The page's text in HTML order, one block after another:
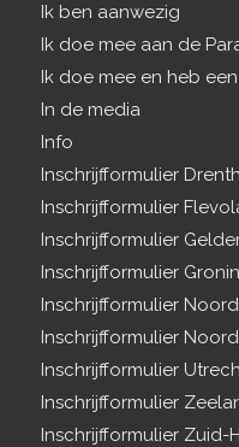
Ik ben aanwezig
Ik doe mee aan de
Ik doe mee en heb
In de media
Info
Inschrijfformulier
Inschrijfformulier
Inschrijfformulier
Inschrijfformulier
Inschrijfformulier
Inschrijfformulier
Inschrijfformulier
Inschrijfformulier
Inschrijfformulier Zuid-